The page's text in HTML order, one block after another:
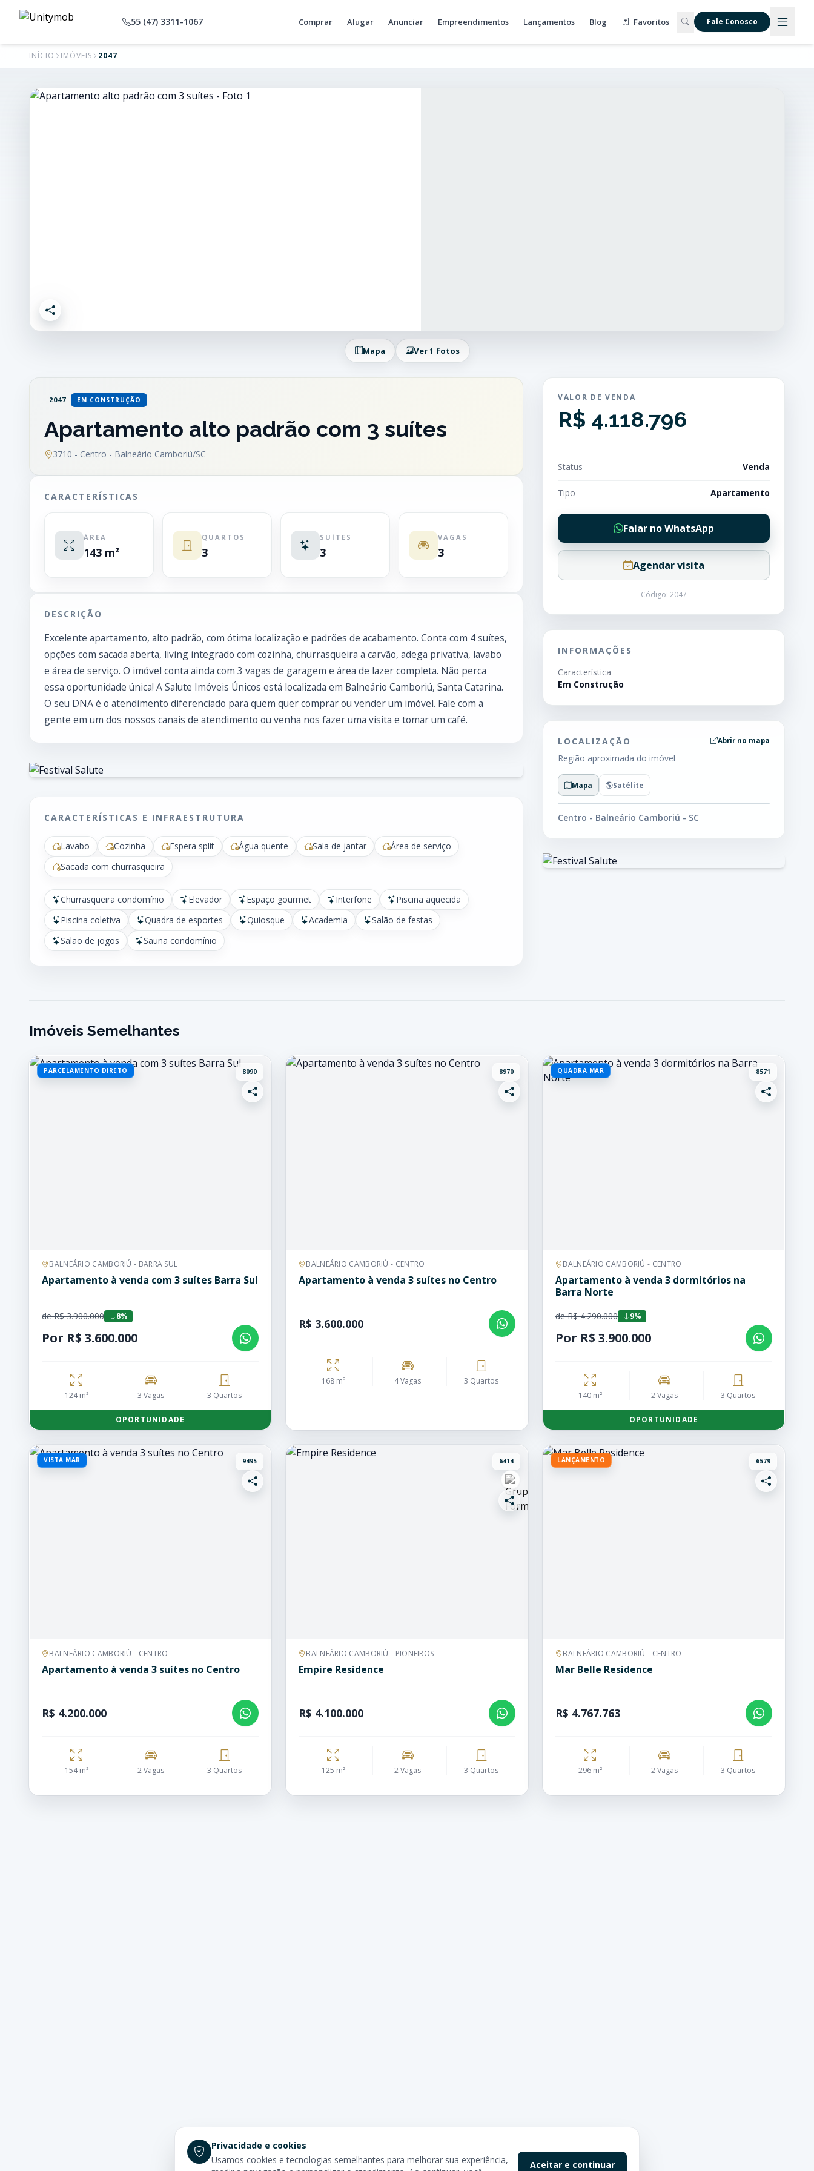
55 (47) 3311-1067 Comprar Alugar Anunciar Empreendimentos Lançamentos Blog Favoritos Fale Conosco
INÍCIO IMÓVEIS 2047
Mapa Ver 1 fotos
2047 EM CONSTRUÇÃO
Apartamento alto padrão com 3 suítes
3710 - Centro - Balneário Camboriú/SC
CARACTERÍSTICAS
ÁREA
143 m²
QUARTOS
3
SUÍTES
3
VAGAS
3
DESCRIÇÃO
Excelente apartamento, alto padrão, com ótima localização e padrões de acabamento. Conta com 4 suítes,
opções com sacada aberta, living integrado com cozinha, churrasqueira a carvão, adega privativa, lavabo
e área de serviço. O imóvel conta ainda com 3 vagas de garagem e área de lazer completa. Não perca
essa oportunidade única! A Salute Imóveis Únicos está localizada em Balneário Camboriú, Santa Catarina.
O seu DNA é o atendimento diferenciado para quem quer comprar ou vender um imóvel. Fale com a
gente em um dos nossos canais de atendimento ou venha nos fazer uma visita e tomar um café.
CARACTERÍSTICAS E INFRAESTRUTURA
Lavabo Cozinha Espera split Água quente Sala de jantar
Área de serviço
Sacada com churrasqueira
Churrasqueira condomínio Elevador Espaço gourmet Interfone
Piscina aquecida
Piscina coletiva
Quadra de esportes Quiosque Academia
Salão de festas
Salão de jogos
Sauna condomínio
VALOR DE VENDA
R$ 4.118.796
Status Venda
Tipo Apartamento
Falar no WhatsApp
Agendar visita
Código: 2047
INFORMAÇÕES
Característica
Em Construção
LOCALIZAÇÃO
Região aproximada do imóvel
Abrir no mapa
Mapa Satélite
Centro - Balneário Camboriú - SC
Imóveis Semelhantes
PARCELAMENTO DIRETO 8090
BALNEÁRIO CAMBORIÚ - BARRA SUL
Apartamento à venda com 3 suítes Barra Sul
de R$ 3.900.000 8%
Por R$ 3.600.000
124 m² 3 Vagas 3 Quartos
OPORTUNIDADE
8970
BALNEÁRIO CAMBORIÚ - CENTRO
Apartamento à venda 3 suítes no Centro
R$ 3.600.000
168 m² 4 Vagas 3 Quartos
QUADRA MAR 8571
BALNEÁRIO CAMBORIÚ - CENTRO
Apartamento à venda 3 dormitórios na
Barra Norte
de R$ 4.290.000 9%
Por R$ 3.900.000
140 m² 2 Vagas 3 Quartos
OPORTUNIDADE
VISTA MAR 9495
BALNEÁRIO CAMBORIÚ - CENTRO
Apartamento à venda 3 suítes no Centro
R$ 4.200.000
154 m² 2 Vagas 3 Quartos
6414
BALNEÁRIO CAMBORIÚ - PIONEIROS
Empire Residence
R$ 4.100.000
125 m² 2 Vagas 3 Quartos
LANÇAMENTO 6579
BALNEÁRIO CAMBORIÚ - CENTRO
Mar Belle Residence
R$ 4.767.763
296 m² 2 Vagas 3 Quartos
Privacidade e cookies
Usamos cookies e tecnologias semelhantes para melhorar sua experiência,
Aceitar e continuar